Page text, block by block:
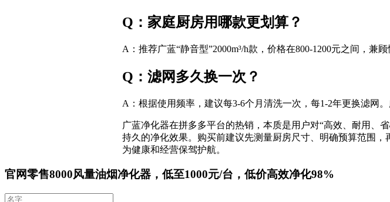
Q：家庭厨房用哪款更划算？
A：推荐广蓝“静音型”2000m³/h款，价格在800-1200元之间，兼
Q：滤网多久换一次？
A：根据使用频率，建议每3-6个月清洗一次，每1-2年更换滤网
广蓝净化器在拼多多平台的热销，本质是用户对“高效、耐用、
持久的净化效果。购买前建议先测量厨房尺寸、明确预算范围
为健康和经营保驾护航。
官网零售8000风量油烟净化器，低至1000元/台，低价高效净化98%